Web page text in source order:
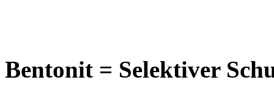
Bentonit = Selektiver